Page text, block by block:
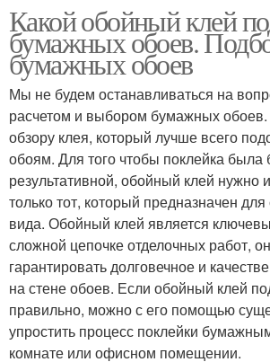
Какой обойный клей
бумажных обоев.
бумажных обоев
Мы не будем останавливаться на
расчетом и выбором бумажных
обзору клея, который лучше всего
обоям. Для того чтобы поклейка была
результативной, обойный клей нужно
только тот, который предназначен
вида. Обойный клей является
сложной цепочке отделочных работ,
гарантировать долговечное и
на стене обоев. Если обойный клей
правильно, можно с его помощью
упростить процесс поклейки
комнате или офисном помещении.